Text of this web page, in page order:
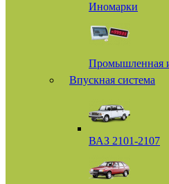
Иномарки
Промышленная
Впускная система
ВАЗ 2101-2107